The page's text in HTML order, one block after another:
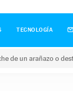
TECNOLOGÍA
de un arañazo o